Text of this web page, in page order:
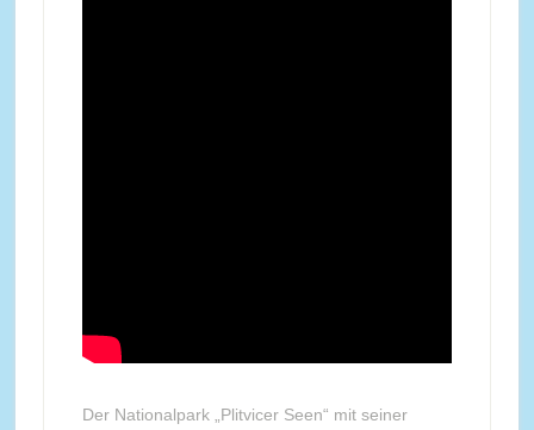
Der Nationalpark „Plitvicer Seen“ mit seiner